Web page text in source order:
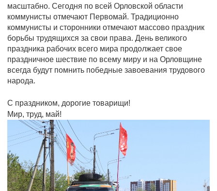
масштабно. Сегодня по всей Орловской области
коммунисты отмечают Первомай. Традиционно
коммунисты и сторонники отмечают массово праздник
борьбы трудящихся за свои права. День великого
праздника рабочих всего мира продолжает свое
праздничное шествие по всему миру и на Орловщине
всегда будут помнить победные завоевания трудового
народа.
С праздником, дорогие товарищи!
Мир, труд, май!